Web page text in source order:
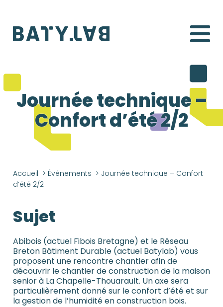
Batylab
Journée technique –
Confort d’été 2/2
Accueil > Événements > Journée technique – Confort
d’été 2/2
Sujet
Abibois (actuel Fibois Bretagne) et le Réseau
Breton Bâtiment Durable (actuel Batylab) vous
proposent une rencontre chantier afin de
découvrir le chantier de construction de la maison
senior à La Chapelle-Thouarault. Un axe sera
particulièrement donné sur le confort d’été et sur
la gestion de l’humidité en construction bois.